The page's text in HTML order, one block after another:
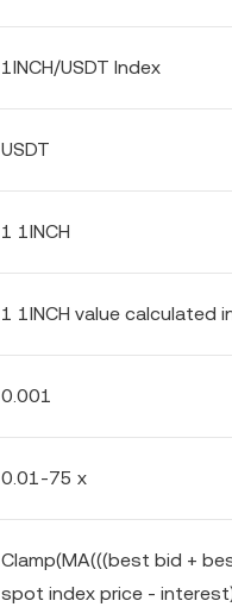
1INCH/USDT Index
USDT
1 1INCH
1 1INCH value calculated
0.001
0.01-75 x
Clamp(MA(((best bid +
spot index price -